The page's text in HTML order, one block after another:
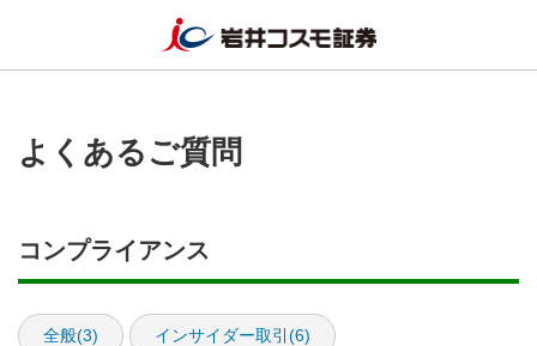
よくあるご質問
コンプライアンス
全般(3) インサイダー取引(6)